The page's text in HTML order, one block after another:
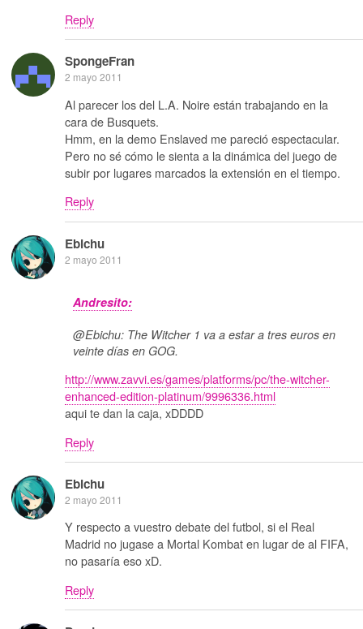
Reply
SpongeFran
2 mayo 2011
Al parecer los del L.A. Noire están trabajando en la
cara de Busquets.
Hmm, en la demo Enslaved me pareció espectacular.
Pero no sé cómo le sienta a la dinámica del juego de
subir por lugares marcados la extensión en el tiempo.
Reply
Ebichu
2 mayo 2011
Andresito:
@Ebichu: The Witcher 1 va a estar a tres euros en
veinte días en GOG.
http://www.zavvi.es/games/platforms/pc/the-witcher-
enhanced-edition-platinum/9996336.html
aqui te dan la caja, xDDDD
Reply
Ebichu
2 mayo 2011
Y respecto a vuestro debate del futbol, si el Real
Madrid no jugase a Mortal Kombat en lugar de al FIFA,
no pasaría eso xD.
Reply